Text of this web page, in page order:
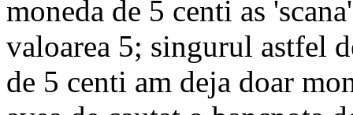
moneda de 5 centi as
valoarea 5; singurul astfel
de 5 centi am deja doar